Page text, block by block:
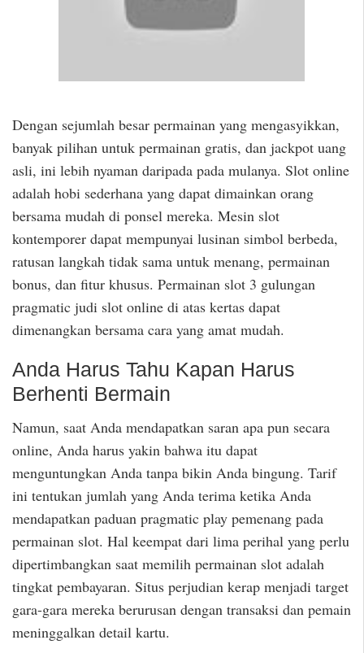
Dengan sejumlah besar permainan yang mengasyikkan,
banyak pilihan untuk permainan gratis, dan jackpot uang
asli, ini lebih nyaman daripada pada mulanya. Slot online
adalah hobi sederhana yang dapat dimainkan orang
bersama mudah di ponsel mereka. Mesin slot
kontemporer dapat mempunyai lusinan simbol berbeda,
ratusan langkah tidak sama untuk menang, permainan
bonus, dan fitur khusus. Permainan slot 3 gulungan
pragmatic judi slot online di atas kertas dapat
dimenangkan bersama cara yang amat mudah.
Anda Harus Tahu Kapan Harus
Berhenti Bermain
Namun, saat Anda mendapatkan saran apa pun secara
online, Anda harus yakin bahwa itu dapat
menguntungkan Anda tanpa bikin Anda bingung. Tarif
ini tentukan jumlah yang Anda terima ketika Anda
mendapatkan paduan pragmatic play pemenang pada
permainan slot. Hal keempat dari lima perihal yang perlu
dipertimbangkan saat memilih permainan slot adalah
tingkat pembayaran. Situs perjudian kerap menjadi target
gara-gara mereka berurusan dengan transaksi dan pemain
meninggalkan detail kartu.